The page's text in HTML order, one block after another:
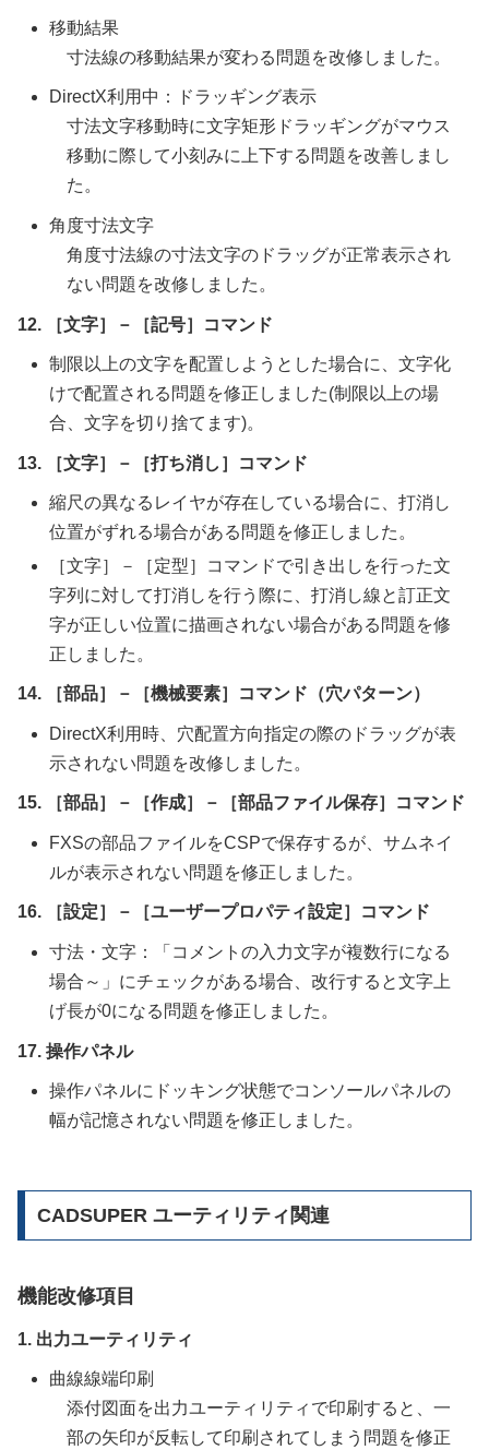
移動結果
寸法線の移動結果が変わる問題を改修しました。
DirectX利用中：ドラッギング表示
寸法文字移動時に文字矩形ドラッギングがマウス
移動に際して小刻みに上下する問題を改善しまし
た。
角度寸法文字
角度寸法線の寸法文字のドラッグが正常表示され
ない問題を改修しました。
12. ［文字］－［記号］コマンド
制限以上の文字を配置しようとした場合に、文字化
けで配置される問題を修正しました(制限以上の場
合、文字を切り捨てます)。
13. ［文字］－［打ち消し］コマンド
縮尺の異なるレイヤが存在している場合に、打消し
位置がずれる場合がある問題を修正しました。
［文字］－［定型］コマンドで引き出しを行った文
字列に対して打消しを行う際に、打消し線と訂正文
字が正しい位置に描画されない場合がある問題を修
正しました。
14. ［部品］－［機械要素］コマンド（穴パターン）
DirectX利用時、穴配置方向指定の際のドラッグが表
示されない問題を改修しました。
15. ［部品］－［作成］－［部品ファイル保存］コマンド
FXSの部品ファイルをCSPで保存するが、サムネイ
ルが表示されない問題を修正しました。
16. ［設定］－［ユーザープロパティ設定］コマンド
寸法・文字：「コメントの入力文字が複数行になる
場合～」にチェックがある場合、改行すると文字上
げ長が0になる問題を修正しました。
17. 操作パネル
操作パネルにドッキング状態でコンソールパネルの
幅が記憶されない問題を修正しました。
CADSUPER ユーティリティ関連
機能改修項目
1. 出力ユーティリティ
曲線線端印刷
添付図面を出力ユーティリティで印刷すると、一
部の矢印が反転して印刷されてしまう問題を修正